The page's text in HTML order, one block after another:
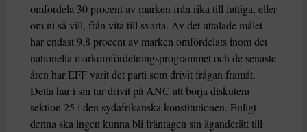
omfördela 30 procent av marken från rika till fattiga, eller
om ni så vill, från vita till svarta. Av det uttalade målet
har endast 9,8 procent av marken omfördelats inom det
nationella markomfördelningsprogrammet och de senaste
åren har EFF varit det parti som drivit frågan framåt.
Detta har i sin tur drivit på ANC att börja diskutera
sektion 25 i den sydafrikanska konstitutionen. Enligt
denna ska ingen kunna bli fråntagen sin äganderätt till